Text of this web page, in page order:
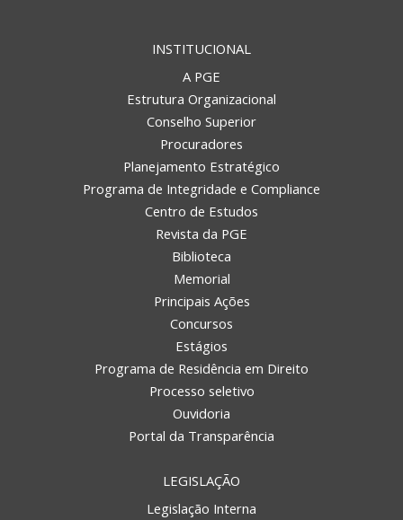
INSTITUCIONAL
A PGE
Estrutura Organizacional
Conselho Superior
Procuradores
Planejamento Estratégico
Programa de Integridade e Compliance
Centro de Estudos
Revista da PGE
Biblioteca
Memorial
Principais Ações
Concursos
Estágios
Programa de Residência em Direito
Processo seletivo
Ouvidoria
Portal da Transparência
LEGISLAÇÃO
Legislação Interna